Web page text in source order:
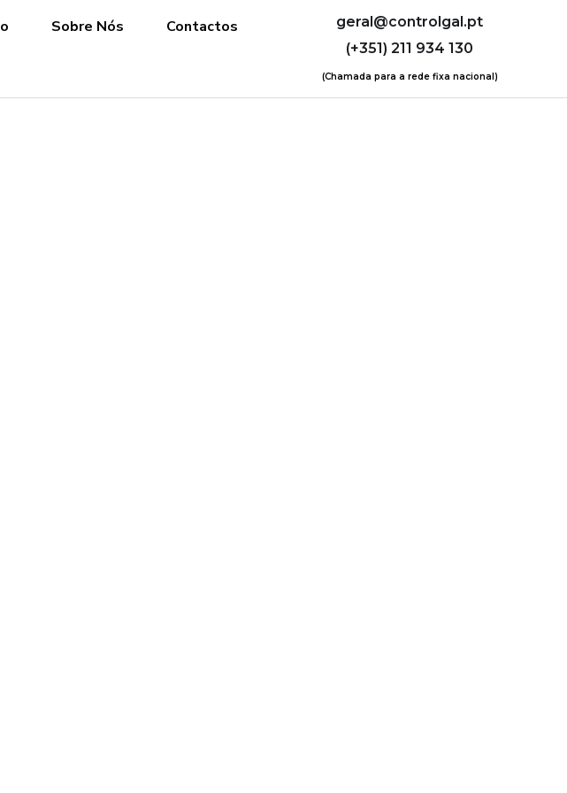
Sobre Nós Contactos
geral@controlgal.pt
(+351) 211 934 130
(Chamada para a rede fixa nacional)